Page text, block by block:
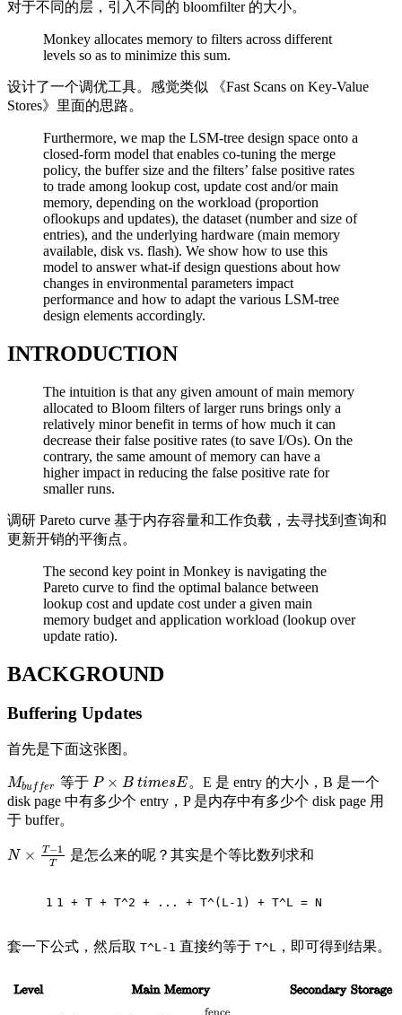
对于不同的层，引入不同的 bloomfilter 的大小。
Monkey allocates memory to filters across different
levels so as to minimize this sum.
设计了一个调优工具。感觉类似 《Fast Scans on Key-Value
Stores》里面的思路。
Furthermore, we map the LSM-tree design space onto a
closed-form model that enables co-tuning the merge
policy, the buffer size and the filters’ false positive rates
to trade among lookup cost, update cost and/or main
memory, depending on the workload (proportion
oflookups and updates), the dataset (number and size of
entries), and the underlying hardware (main memory
available, disk vs. flash). We show how to use this
model to answer what-if design questions about how
changes in environmental parameters impact
performance and how to adapt the various LSM-tree
design elements accordingly.
INTRODUCTION
The intuition is that any given amount of main memory
allocated to Bloom filters of larger runs brings only a
relatively minor benefit in terms of how much it can
decrease their false positive rates (to save I/Os). On the
contrary, the same amount of memory can have a
higher impact in reducing the false positive rate for
smaller runs.
调研 Pareto curve 基于内存容量和工作负载，去寻找到查询和
更新开销的平衡点。
The second key point in Monkey is navigating the
Pareto curve to find the optimal balance between
lookup cost and update cost under a given main
memory budget and application workload (lookup over
update ratio).
BACKGROUND
Buffering Updates
首先是下面这张图。
Mbuffer
Mbuffer 等于 P × B timesE
P× B timesE
。E 是 entry 的大小，B 是一个
disk page 中有多少个 entry，P 是内存中有多少个 disk page 用
于 buffer。
N × T −1
T
N× T −1T 是怎么来的呢？其实是个等比数列求和
1 1 + T + T^2 + ... + T^(L-1) + T^L = N
套一下公式，然后取 T^L-1 直接约等于 T^L ，即可得到结果。